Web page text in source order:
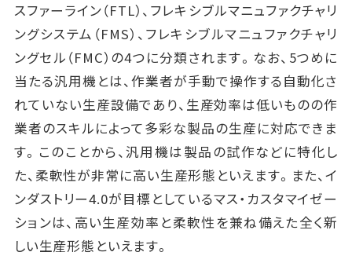
スファーライン（FTL）、フレキシブルマニュファクチャリ
ングシステム（FMS）、フレキシブルマニュファクチャリ
ングセル（FMC）の4つに分類されます。なお、5つめに
当たる汎用機とは、作業者が手動で操作する自動化さ
れていない生産設備であり、生産効率は低いものの作
業者のスキルによって多彩な製品の生産に対応できま
す。このことから、汎用機は製品の試作などに特化し
た、柔軟性が非常に高い生産形態といえます。また、イ
ンダストリー4.0が目標としているマス・カスタマイゼー
ションは、高い生産効率と柔軟性を兼ね備えた全く新
しい生産形態といえます。